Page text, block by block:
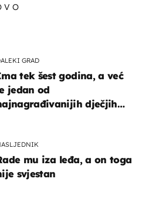
GRAD
tek šest godina, a već
jedan od
dječjih
mu iza leđa, a on toga
svjestan